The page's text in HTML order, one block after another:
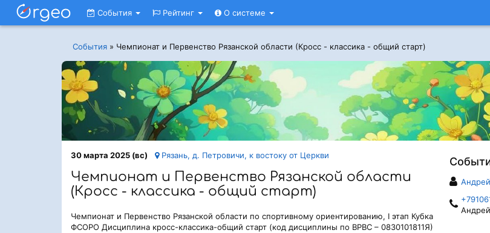
События Рейтинг О системе
События » Чемпионат и Первенство Рязанской области (Кросс - классика - общий старт)
Андрей
30 марта 2025 (вс) Рязань, д. Петровичи, к востоку от Церкви
Чемпионат и Первенство Рязанской области
(Кросс - классика - общий старт)
Чемпионат и Первенство Рязанской области по спортивному ориентированию, I этап Кубка
ФСОРО Дисциплина кросс-классика-общий старт (код дисциплины по ВРВС – 0830101811Я)